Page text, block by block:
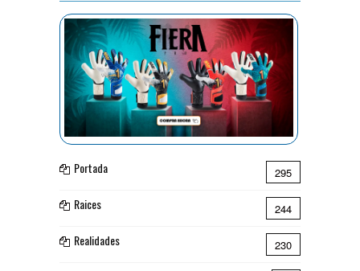
Portada 295
Raices 244
Realidades 230